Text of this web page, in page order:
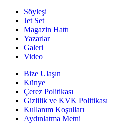
Söyleşi
Jet Set
Magazin Hattı
Yazarlar
Galeri
Video
Bize Ulaşın
Künye
Çerez Politikası
Gizlilik ve KVK Politikası
Kullanım Koşulları
Aydınlatma Metni